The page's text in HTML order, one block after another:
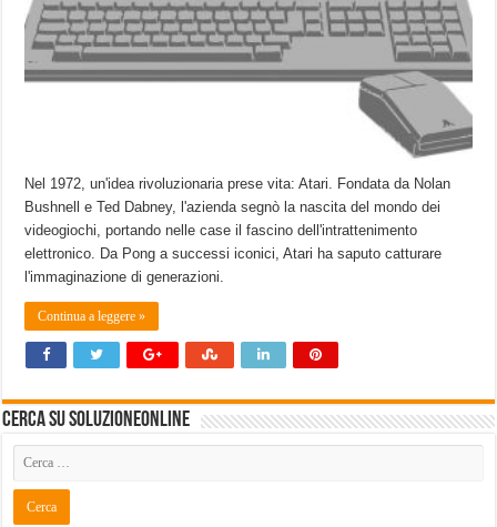
Nel 1972, un'idea rivoluzionaria prese vita: Atari. Fondata da Nolan
Bushnell e Ted Dabney, l'azienda segnò la nascita del mondo dei
videogiochi, portando nelle case il fascino dell'intrattenimento
elettronico. Da Pong a successi iconici, Atari ha saputo catturare
l'immaginazione di generazioni.
Continua a leggere »
Cerca su SoluzioneOnline